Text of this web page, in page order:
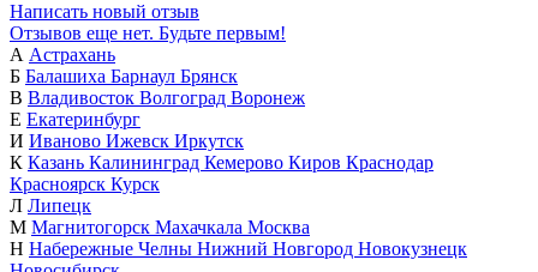
Написать новый отзыв
Отзывов еще нет. Будьте первым!
А Астрахань
Б Балашиха Барнаул Брянск
В Владивосток Волгоград Воронеж
Е Екатеринбург
И Иваново Ижевск Иркутск
К Казань Калининград Кемерово Киров Краснодар
Красноярск Курск
Л Липецк
М Магнитогорск Махачкала Москва
Н Набережные Челны Нижний Новгород Новокузнецк